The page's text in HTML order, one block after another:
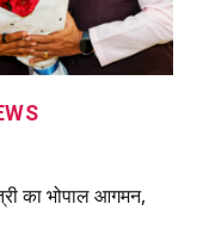
का भोपाल आगमन,